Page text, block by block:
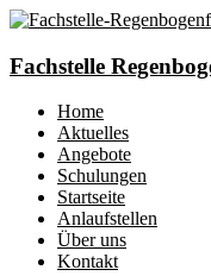
Fachstelle
Home
Aktuelles
Angebote
Schulungen
Startseite
Anlaufstellen
Über uns
Kontakt